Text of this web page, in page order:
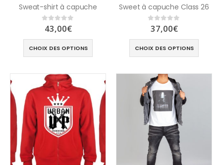
Sweat-shirt à capuche
out of 5
43,00€
CHOIX DES OPTIONS
Sweet à capuche Class 26
0out of 5
37,00€
CHOIX DES OPTIONS